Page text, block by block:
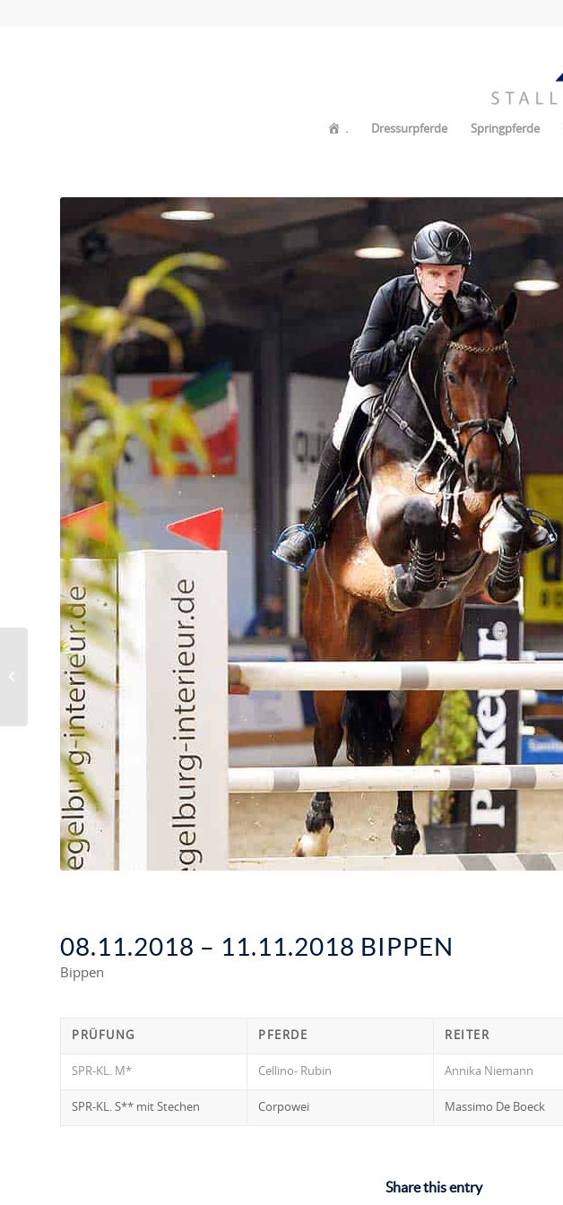
. Dressurpferde Springpferde
08.11.2018 – 11.11.2018 BIPPEN
Bippen
PRÜFUNG PFERDE REITER
SPR-KL. M* Cellino- Rubin Annika Niemann
SPR-KL. S** mit Stechen Corpowei Massimo De Boeck
Share this entry
07.11.2018 Ankumer
Dressur Club